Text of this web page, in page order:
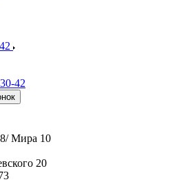
42
Мира 10
20